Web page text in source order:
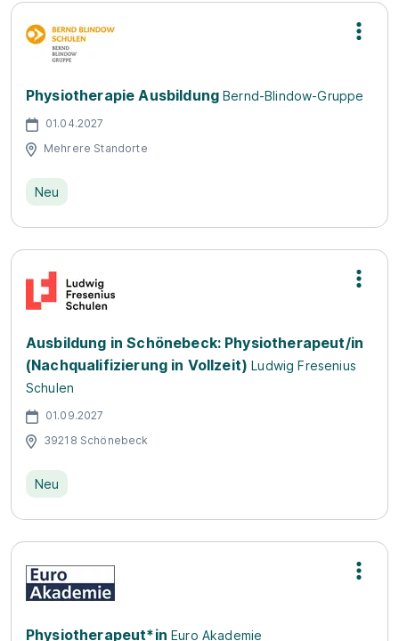
Physiotherapie Ausbildung Bernd-Blindow-Gruppe
01.04.2027
Mehrere Standorte
Neu
Ausbildung in Schönebeck: Physiotherapeut/in
(Nachqualifizierung in Vollzeit) Ludwig Fresenius
Schulen
01.09.2027
39218 Schönebeck
Neu
Physiotherapeut*in Euro Akademie